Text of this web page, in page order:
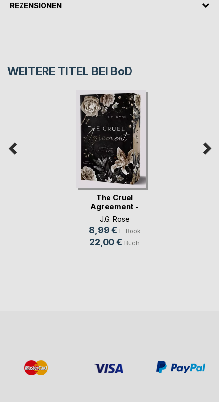
REZENSIONEN
WEITERE TITEL BEI BoD
The Cruel
Agreement -
Gestohlen vo(...)
J.G. Rose
8,99 € E-Book
22,00 € Buch